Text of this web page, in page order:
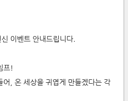
이벤트 안내드립니다.
프!
어, 온 세상을 귀엽게 만들겠다는 각